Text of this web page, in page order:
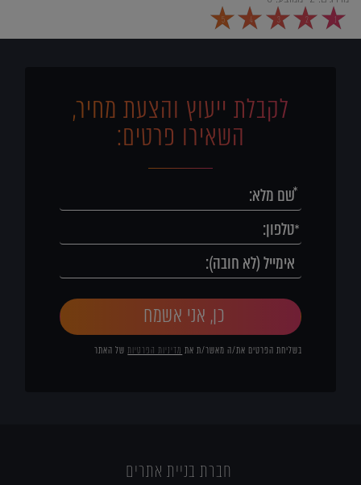
1
2
3
4
5
לקבלת ייעוץ והצעת מחיר,
השאירו פרטים:
כן, אני אשמח
בשליחת הפרטים את/ה מאשר/ת את מדיניות הפרטיותשל האתר
חברת בניית אתרים